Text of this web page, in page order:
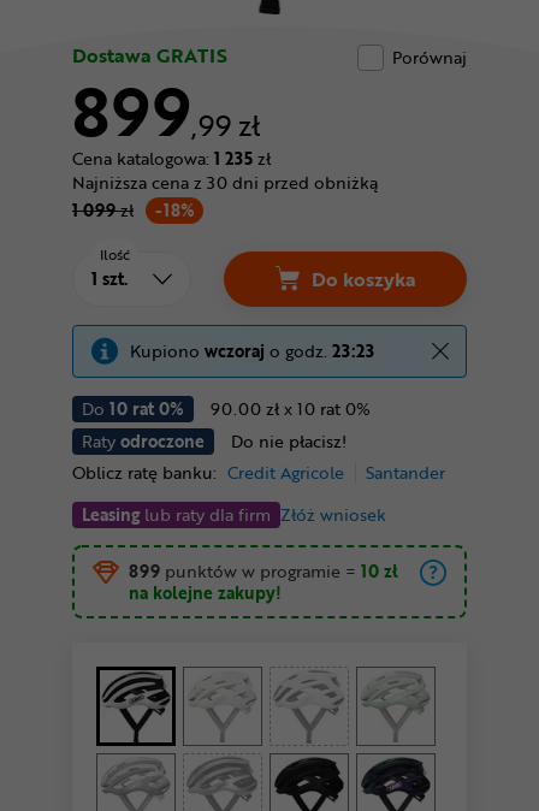
Dostawa GRATIS Porównaj
899,99 zł
Cena katalogowa: 1 235zł
-18%
Najniższa cena z 30 dni przed obniżką
1 099zł
Do 10 rat 0%
90.00 zł x 10 rat 0%
Ratyodroczone
Do nie płacisz!
Oblicz ratę banku: Credit Agricole
Santander
Leasinglub raty dla firm Złóż wniosek
Ilość
Do koszyka
Kupiono wczoraj o godz. 23:23
899 punktów w programie = 10 zł
na kolejne zakupy!